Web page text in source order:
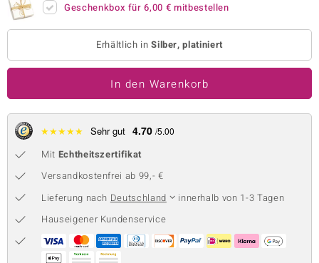
Collection
BY DE MELO
Collection
Geschenkbox für6,00 € mitbestellen
Erhältlich inSilber, platiniert
In den Warenkorb
★★★★★ Sehr gut 4.70 /5.00
Mit Echtheitszertifikat
Versandkostenfrei ab 99,- €
Lieferung nach Deutschland
innerhalb von 1-3 Tagen
Hauseigener Kundenservice